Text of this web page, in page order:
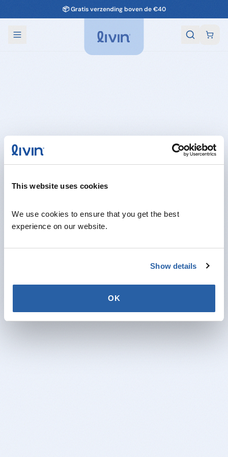
This website uses cookies
We use cookies to ensure that you get the best
experience on our website.
Show details
OK
📦 Gratis verzending boven de €40